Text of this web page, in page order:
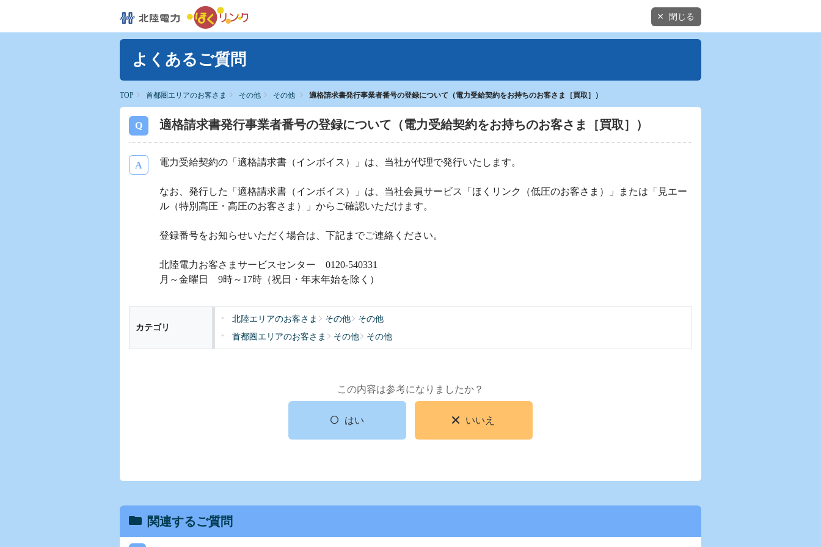
閉じる
よくあるご質問
TOP 首都圏エリアのお客さま その他 その他 適格請求書発行事業者番号の登録について（電力受給契約をお持ちのお客さま［買取］）
適格請求書発行事業者番号の登録について（電力受給契約をお持ちのお客さま［買取］）
電力受給契約の「適格請求書（インボイス）」は、当社が代理で発行いたします。
なお、発行した「適格請求書（インボイス）」は、当社会員サービス「ほくリンク（低圧のお客さま）」または「見エー
ル（特別高圧・高圧のお客さま）」からご確認いただけます。
登録番号をお知らせいただく場合は、下記までご連絡ください。
北陸電力お客さまサービスセンター 0120-540331
月～金曜日 9時～17時（祝日・年末年始を除く）
カテゴリ
北陸エリアのお客さま その他
その他
首都圏エリアのお客さま
その他 その他
この内容は参考になりましたか？
はい いいえ
関連するご質問